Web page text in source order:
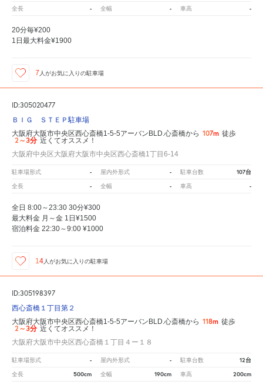
全長 - 全幅 - 車高 -
20分毎¥200
1日最大料金¥1900
7 人がお気に入りの駐車場
ID:305020477
ＢＩＧ ＳＴＥＰ駐車場
大阪府大阪市中央区西心斎橋1-5-5アーバンBLD.心斎橋から 107m 徒歩
2～3分 近くてオススメ！
大阪府中央区大阪府大阪市中央区西心斎橋1丁目6-14
駐車場形式 - 屋内外形式 - 駐車台数 107台
全長 - 全幅 - 車高 -
全日 8:00～23:30 30分¥300
最大料金 月～金 1日¥1500
宿泊料金 22:30～9:00 ¥1000
14 人がお気に入りの駐車場
ID:305198397
西心斎橋１丁目第２
大阪府大阪市中央区西心斎橋1-5-5アーバンBLD.心斎橋から 118m 徒歩
2～3分 近くてオススメ！
大阪府大阪市中央区西心斎橋１丁目４ー１８
駐車場形式 - 屋内外形式 - 駐車台数 12台
全長 500cm 全幅 190cm 車高 200cm